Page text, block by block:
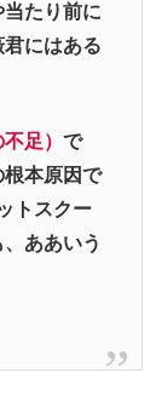
たり前に
にはある
足） で
本原因で
トスクー
ああいう